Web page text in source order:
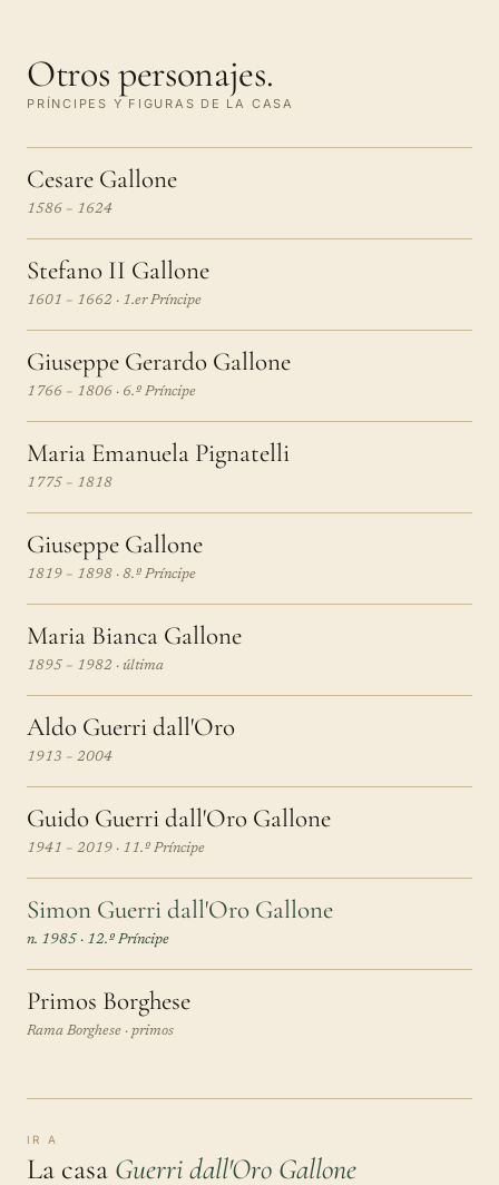
Otros personajes.
PRÍNCIPES Y FIGURAS DE LA CASA
Cesare Gallone
1586 – 1624
Stefano II Gallone
1601 – 1662 · 1.er Príncipe
Giuseppe Gerardo Gallone
1766 – 1806 · 6.º Príncipe
Maria Emanuela Pignatelli
1775 – 1818
Giuseppe Gallone
1819 – 1898 · 8.º Príncipe
Maria Bianca Gallone
1895 – 1982 · última
Aldo Guerri dall'Oro
1913 – 2004
Guido Guerri dall'Oro Gallone
1941 – 2019 · 11.º Príncipe
Simon Guerri dall'Oro Gallone
n. 1985 · 12.º Príncipe
Primos Borghese
Rama Borghese · primos
IR A
La casa Guerri dall'Oro Gallone